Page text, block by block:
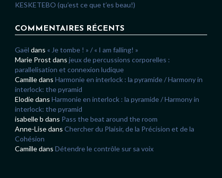
KESKETEBO (qu’est ce que t’es beau!)
COMMENTAIRES RÉCENTS
Gaël dans « Je tombe ! » / « I am falling! »
Marie Prost dans jeux de percussions corporelles :
parallelisation et connexion ludique
Camilledans Harmonie en interlock : la pyramide / Harmony in
interlock: the pyramid
Elodiedans Harmonie en interlock : la pyramide / Harmony in
interlock: the pyramid
isabelle b dans Pass the beat around the room
Anne-Lisedans Chercher du Plaisir, de la Précision et de la
Cohésion
Camilledans Détendre le contrôle sur sa voix